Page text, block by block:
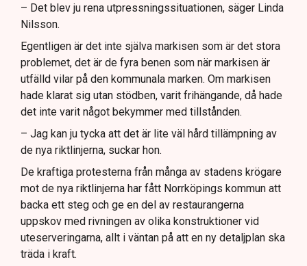
– Det blev ju rena utpressningssituationen, säger Linda
Nilsson.
Egentligen är det inte själva markisen som är det stora
problemet, det är de fyra benen som när markisen är
utfälld vilar på den kommunala marken. Om markisen
hade klarat sig utan stödben, varit frihängande, då hade
det inte varit något bekymmer med tillstånden.
– Jag kan ju tycka att det är lite väl hård tillämpning av
de nya riktlinjerna, suckar hon.
De kraftiga protesterna från många av stadens krögare
mot de nya riktlinjerna har fått Norrköpings kommun att
backa ett steg och ge en del av restaurangerna
uppskov med rivningen av olika konstruktioner vid
uteserveringarna, allt i väntan på att en ny detaljplan ska
träda i kraft.